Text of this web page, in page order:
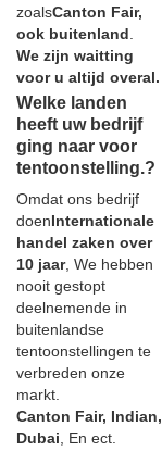
zoalsCanton Fair,
ook buitenland
We zijn waitting
voor u altijd overal.
Welke landen
heeft uw bedrijf
ging naar voor
tentoonstelling.?
Omdat ons bedrijf
doenInternationale
handel zaken over
10 jaar, We hebben
nooit gestopt
deelnemende in
buitenlandse
tentoonstellingen te
verbreden onze
markt.
Canton Fair, Indian,
Dubai , En ect.